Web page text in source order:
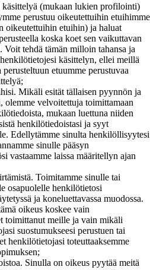
käsittelyä (mukaan lukien profilointi)
perustuu oikeutettuihin etuihimme
oikeutettuihin etuihin) ja haluat
koska koet sen vaikuttavan
tehdä tämän milloin tahansa ja
käsittelyn, ellei meillä
etuumme perustuvaa
Mikäli esität tällaisen pyynnön ja
olemme velvoitettuja toimittamaan
mukaan luettuna niiden
henkilötiedoistasi ja syyt
Edellytämme sinulta henkilöllisyytesi
sinulle pääsyn
vastaamme laissa määritellyn ajan
Toimitamme sinulle tai
osapuolelle henkilötietosi
ja koneluettavassa muodossa.
oikeus koskee vain
toimittanut meille ja vain mikäli
suostumukseesi perustuen tai
henkilötietojasi toteuttaaksemme
Sinulla on oikeus pyytää meitä